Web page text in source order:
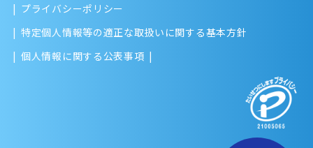
プライバシーポリシー
特定個人情報等の適正な取扱いに関する基本方針
個人情報に関する公表事項